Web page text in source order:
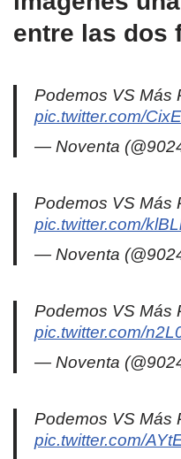
entre las dos
Podemos VS Más
pic.twitter.com/
— Noventa
Podemos VS Más
pic.twitter.com/
— Noventa
Podemos VS Más
pic.twitter.com/
— Noventa
Podemos VS Más
pic.twitter.com/